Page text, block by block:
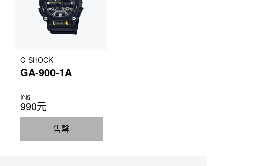
G-SHOCK
GA-900-1A
价格
990元
售罄